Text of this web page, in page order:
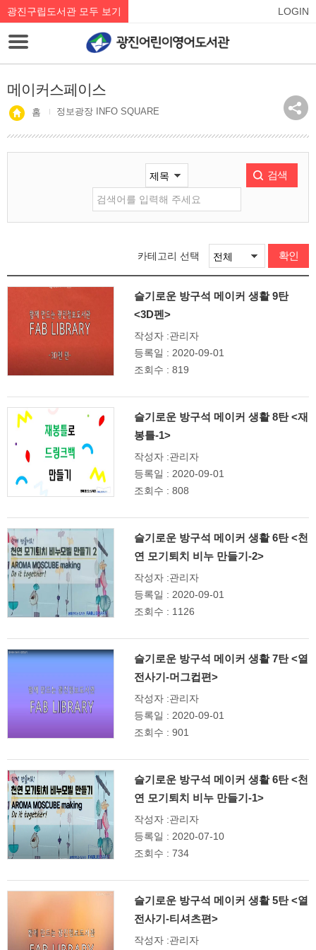
광진구립도서관 모두 보기 LOGIN
메이커스페이스
홈 정보광장 INFO SQUARE
검색
카테고리 선택 확인
슬기로운 방구석 메이커 생활 9탄
<3D펜>
작성자 :관리자
등록일 : 2020-09-01
조회수 : 819
슬기로운 방구석 메이커 생활 8탄 <재
봉틀-1>
작성자 :관리자
등록일 : 2020-09-01
조회수 : 808
슬기로운 방구석 메이커 생활 6탄 <천
연 모기퇴치 비누 만들기-2>
작성자 :관리자
등록일 : 2020-09-01
조회수 : 1126
슬기로운 방구석 메이커 생활 7탄 <열
전사기-머그컵편>
작성자 :관리자
등록일 : 2020-09-01
조회수 : 901
슬기로운 방구석 메이커 생활 6탄 <천
연 모기퇴치 비누 만들기-1>
작성자 :관리자
등록일 : 2020-07-10
조회수 : 734
슬기로운 방구석 메이커 생활 5탄 <열
전사기-티셔츠편>
작성자 :관리자